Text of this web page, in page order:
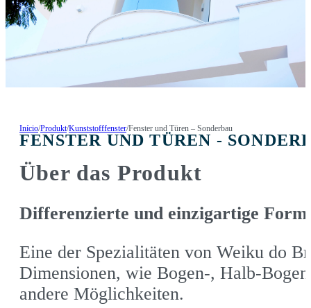
Início/Produkt/Kunststofffenster/Fenster und Türen – Sonderbau
FENSTER UND TÜREN -
Über das Produkt
Differenzierte und einzigartige
Eine der Spezialitäten von Weiku do
Dimensionen, wie Bogen-, Halb-
andere Möglichkeiten.